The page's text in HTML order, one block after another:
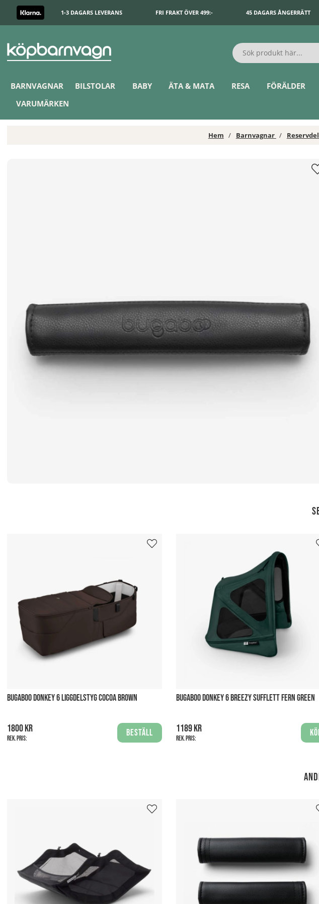
1-3 DAGARS LEVERANS FRI FRAKT ÖVER 499:- 45 DAGARS ÅNGERRÄTT
BARNVAGNAR BILSTOLAR BABY ÄTA & MATA RESA FÖRÄLDER
VARUMÄRKEN
Hem Barnvagnar
BUGABOO DONKEY 6 LIGGDELSTYG COCOA BROWN
1800 kr
Rek. pris:
Beställ
BUGABOO DONKEY 6 BREEZY SUFFLETT FERN GREEN
1189 kr
Rek. pris: